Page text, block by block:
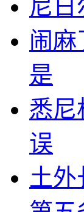
尼
闹麻
是
悉尼
误
土